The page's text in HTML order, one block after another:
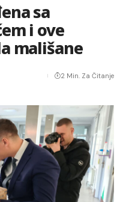
sa
i ove
mališane
2 Min. Za Čitanje